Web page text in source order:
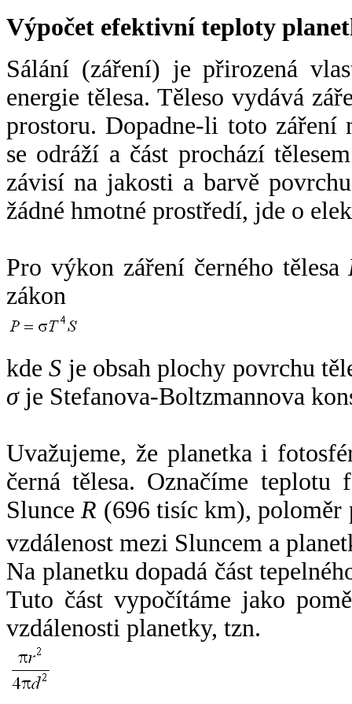
Výpočet efektivní teploty
Sálání (záření) je přirozená
energie tělesa. Těleso vydává
prostoru. Dopadne-li toto záření
se odráží a část prochází
závisí na jakosti a barvě
žádné hmotné prostředí, jde o
Pro výkon záření černého tělesa
zákon
kdeS je obsah plochy povrchu
σje Stefanova-Boltzmannova
Uvažujeme, že planetka i
černá tělesa. Označíme
SlunceR (696 tisíc km),
vzdálenost mezi Sluncem a
Na planetku dopadá část
Tuto část vypočítáme jako
vzdálenosti planetky, tzn.